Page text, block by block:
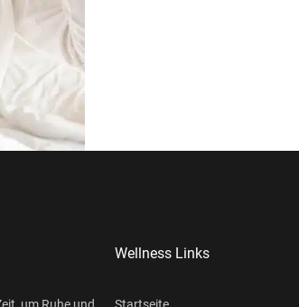
um Ruhe und
Wellness Links
Startseite